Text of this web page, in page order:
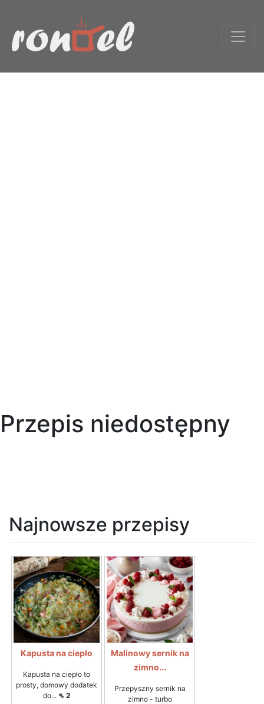
Przepis niedostępny
Najnowsze przepisy
Kapusta na ciepło
Kapusta na ciepło to
prosty, domowy dodatek
do... ⇖ 2
Malinowy sernik na
zimno...
Przepyszny sernik na
zimno - turbo